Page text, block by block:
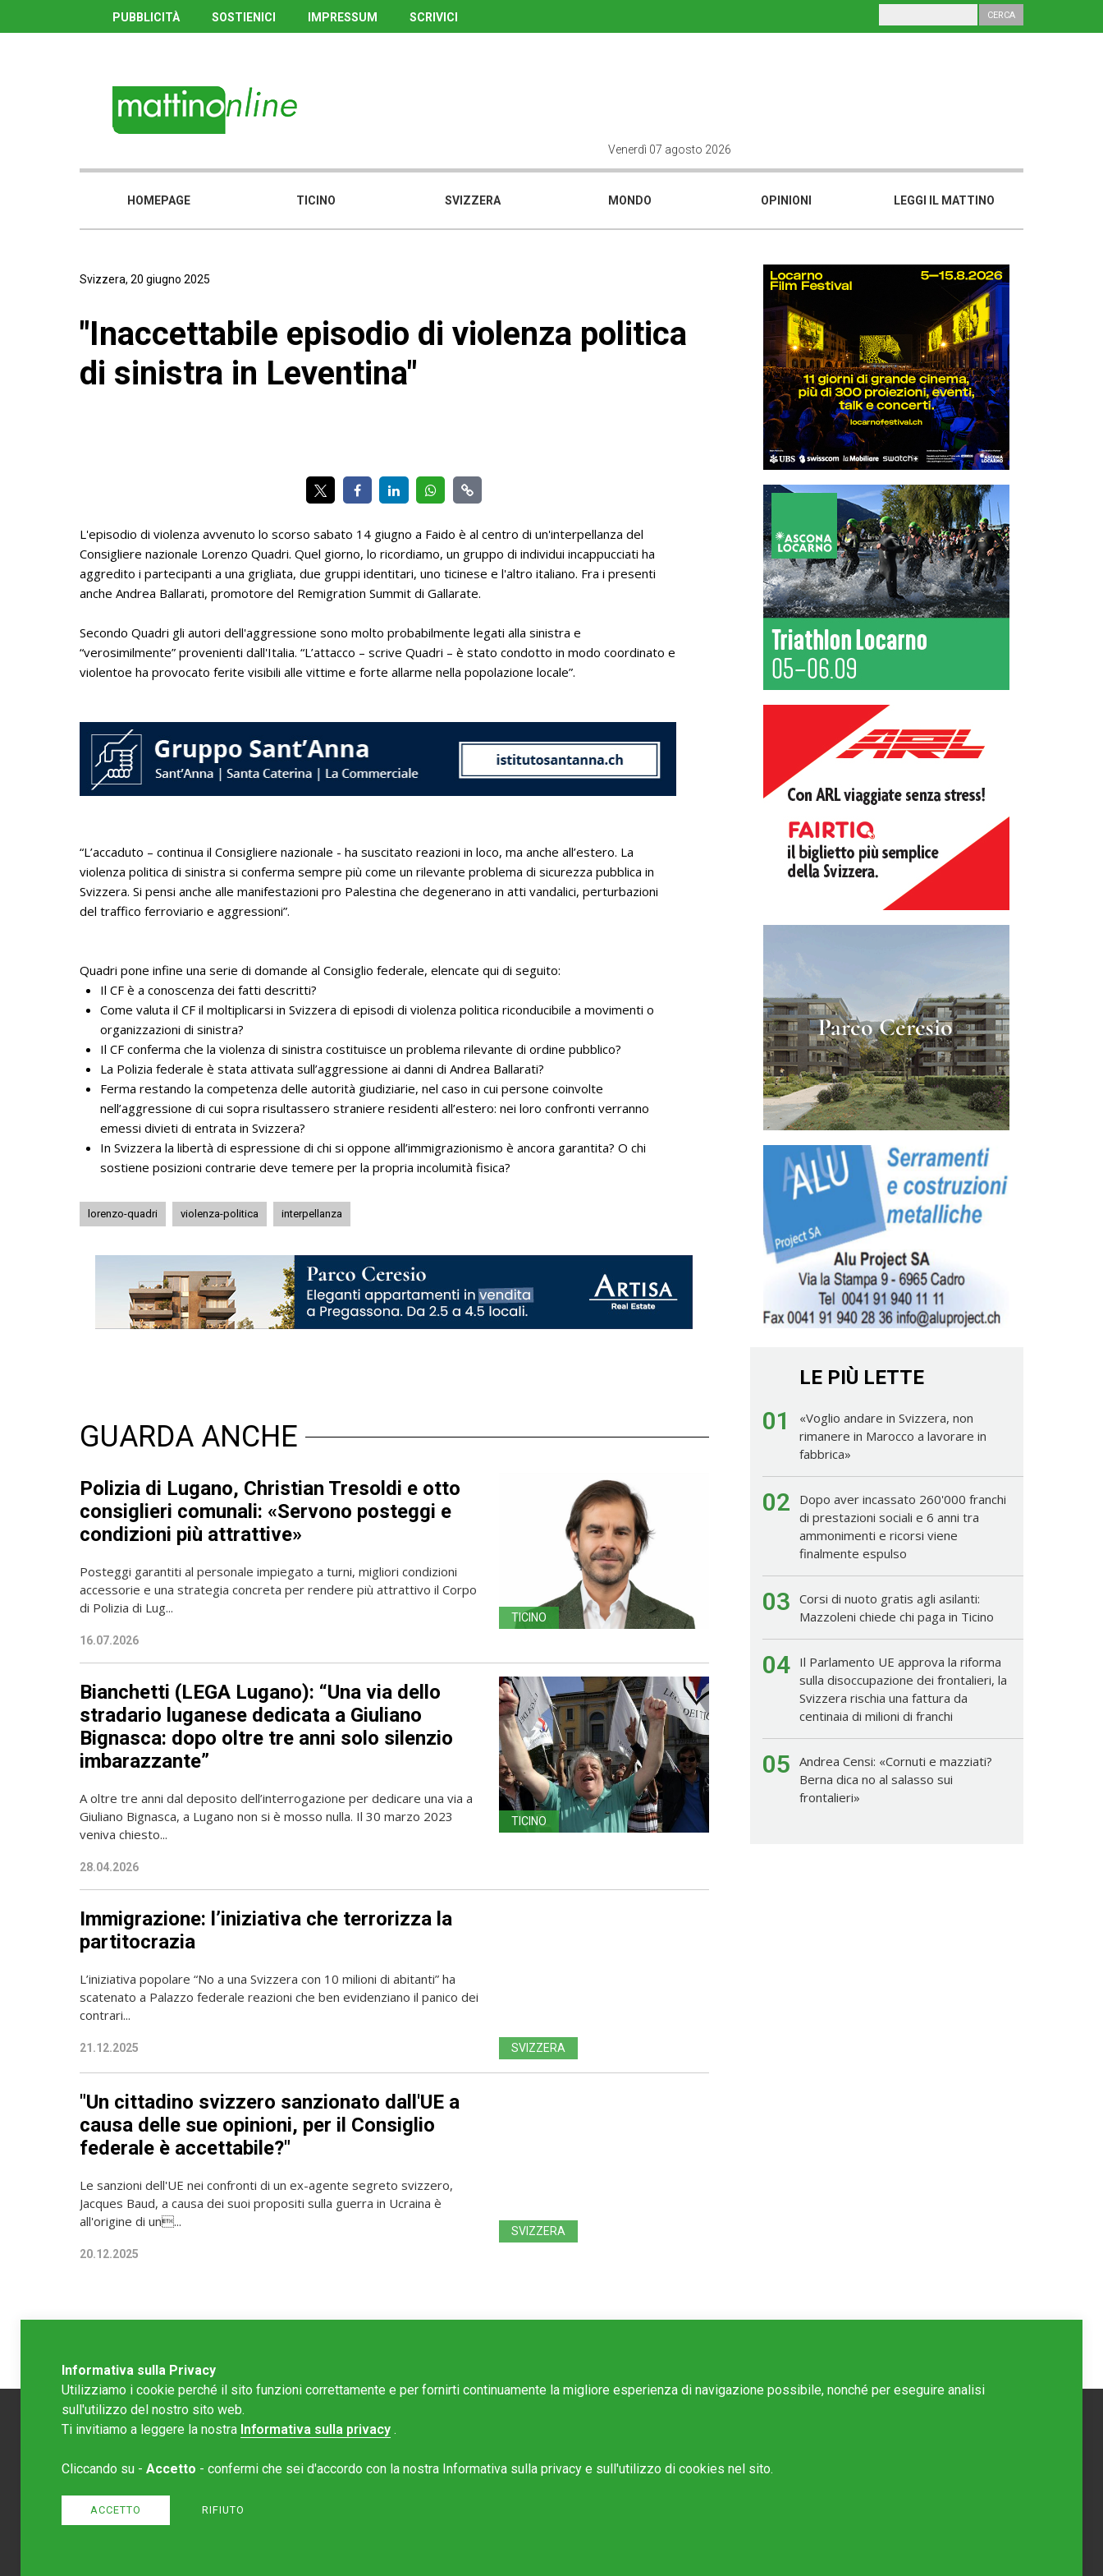
PUBBLICITÀ SOSTIENICI IMPRESSUM SCRIVICI
Venerdì 07 agosto 2026
HOMEPAGE TICINO SVIZZERA MONDO OPINIONI LEGGI IL MATTINO
Svizzera, 20 giugno 2025
"Inaccettabile episodio di violenza politica
di sinistra in Leventina"
L'episodio di violenza avvenuto lo scorso sabato 14 giugno a Faido è al centro di un'interpellanza del
Consigliere nazionale Lorenzo Quadri. Quel giorno, lo ricordiamo, un gruppo di individui incappucciati ha
aggredito i partecipanti a una grigliata, due gruppi identitari, uno ticinese e l'altro italiano. Fra i presenti
anche Andrea Ballarati, promotore del Remigration Summit di Gallarate.
Secondo Quadri gli autori dell'aggressione sono molto probabilmente legati alla sinistra e
“verosimilmente” provenienti dall'Italia. “L’attacco – scrive Quadri – è stato condotto in modo coordinato e
violentoe ha provocato ferite visibili alle vittime e forte allarme nella popolazione locale”.
“L’accaduto – continua il Consigliere nazionale - ha suscitato reazioni in loco, ma anche all’estero. La
violenza politica di sinistra si conferma sempre più come un rilevante problema di sicurezza pubblica in
Svizzera. Si pensi anche alle manifestazioni pro Palestina che degenerano in atti vandalici, perturbazioni
del traffico ferroviario e aggressioni”.
Quadri pone infine una serie di domande al Consiglio federale, elencate qui di seguito:
Il CF è a conoscenza dei fatti descritti?
Come valuta il CF il moltiplicarsi in Svizzera di episodi di violenza politica riconducibile a movimenti o
organizzazioni di sinistra?
Il CF conferma che la violenza di sinistra costituisce un problema rilevante di ordine pubblico?
La Polizia federale è stata attivata sull’aggressione ai danni di Andrea Ballarati?
Ferma restando la competenza delle autorità giudiziarie, nel caso in cui persone coinvolte
nell’aggressione di cui sopra risultassero straniere residenti all’estero: nei loro confronti verranno
emessi divieti di entrata in Svizzera?
In Svizzera la libertà di espressione di chi si oppone all’immigrazionismo è ancora garantita? O chi
sostiene posizioni contrarie deve temere per la propria incolumità fisica?
lorenzo-quadri violenza-politica interpellanza
GUARDA ANCHE
Polizia di Lugano, Christian Tresoldi e otto
consiglieri comunali: «Servono posteggi e
condizioni più attrattive»
Posteggi garantiti al personale impiegato a turni, migliori condizioni
accessorie e una strategia concreta per rendere più attrattivo il Corpo
di Polizia di Lug...
16.07.2026
TICINO
Bianchetti (LEGA Lugano): “Una via dello
stradario luganese dedicata a Giuliano
Bignasca: dopo oltre tre anni solo silenzio
imbarazzante”
A oltre tre anni dal deposito dell’interrogazione per dedicare una via a
Giuliano Bignasca, a Lugano non si è mosso nulla. Il 30 marzo 2023
veniva chiesto...
28.04.2026
TICINO
Immigrazione: l’iniziativa che terrorizza la
partitocrazia
L’iniziativa popolare “No a una Svizzera con 10 milioni di abitanti” ha
scatenato a Palazzo federale reazioni che ben evidenziano il panico dei
contrari...
21.12.2025 SVIZZERA
"Un cittadino svizzero sanzionato dall'UE a
causa delle sue opinioni, per il Consiglio
federale è accettabile?"
Le sanzioni dell'UE nei confronti di un ex-agente segreto svizzero,
Jacques Baud, a causa dei suoi propositi sulla guerra in Ucraina è
all'origine di un...
20.12.2025
SVIZZERA
LE PIÙ LETTE
01
«Voglio andare in Svizzera, non
rimanere in Marocco a lavorare in
fabbrica»
02
Dopo aver incassato 260'000 franchi
di prestazioni sociali e 6 anni tra
ammonimenti e ricorsi viene
finalmente espulso
03 Corsi di nuoto gratis agli asilanti:
Mazzoleni chiede chi paga in Ticino
04
Il Parlamento UE approva la riforma
sulla disoccupazione dei frontalieri, la
Svizzera rischia una fattura da
centinaia di milioni di franchi
05 Andrea Censi: «Cornuti e mazziati?
Berna dica no al salasso sui
frontalieri»
Redazione Mattinonline
Informativa sulla Privacy
Utilizziamo i cookie perché il sito funzioni correttamente e per fornirti continuamente la migliore esperienza di navigazione possibile, nonché per eseguire analisi
sull'utilizzo del nostro sito web.
Ti invitiamo a leggere la nostra Informativa sulla privacy .
Cliccando su - Accetto - confermi che sei d'accordo con la nostra Informativa sulla privacy e sull'utilizzo di cookies nel sito.
ACCETTO RIFIUTO